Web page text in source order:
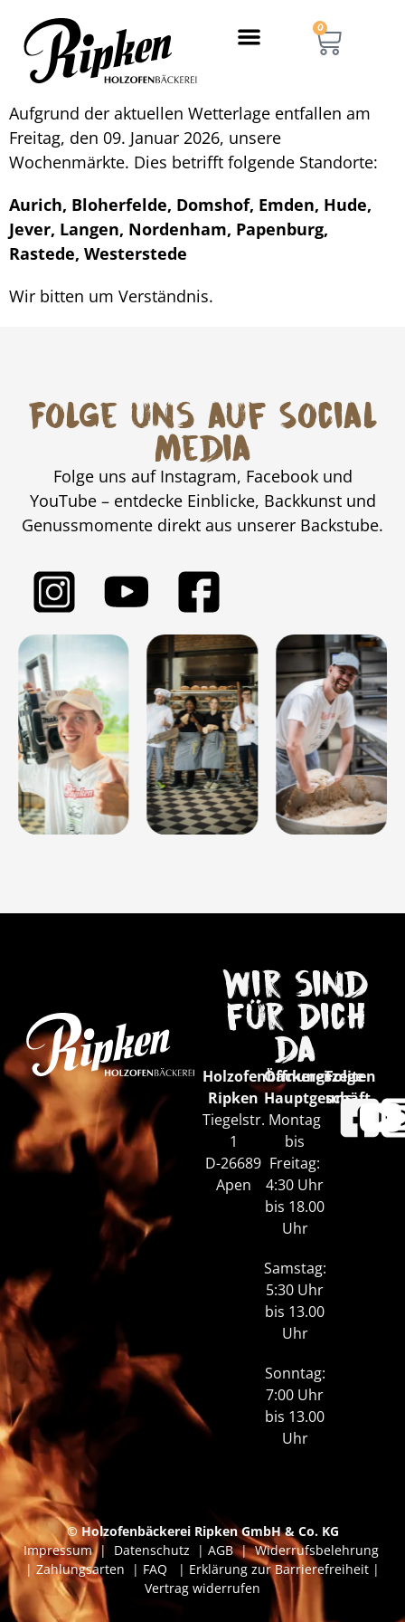
0
Aufgrund der aktuellen Wetterlage entfallen am
Freitag, den 09. Januar 2026, unsere
Wochenmärkte. Dies betrifft folgende Standorte:
Aurich, Bloherfelde, Domshof, Emden, Hude,
Jever, Langen, Nordenham, Papenburg,
Rastede, Westerstede
Wir bitten um Verständnis.
Folge uns auf Social
Media
Folge uns auf Instagram, Facebook und
YouTube – entdecke Einblicke, Backkunst und
Genussmomente direkt aus unserer Backstube.
Wir sind
für Dich
da
Holzofenbäckerei
Ripken
Tiegelstr.
1
D-26689
Apen
Öffnungszeiten
Hauptgeschäft
Montag
bis
Freitag:
4:30 Uhr
bis 18.00
Uhr
Samstag:
5:30 Uhr
bis 13.00
Uhr
Sonntag:
7:00 Uhr
bis 13.00
Uhr
Folge
uns
© Holzofenbäckerei Ripken GmbH & Co. KG
Impressum| Datenschutz | AGB|Widerrufsbelehrung
| Zahlungsarten | FAQ | Erklärung zur Barrierefreiheit |
Vertrag widerrufen